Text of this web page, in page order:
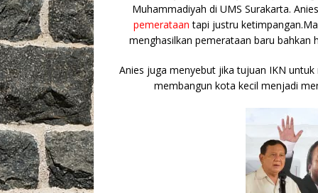
Muhammadiyah di UMS Surakarta.
pemerataan tapi justru
menghasilkan pemerataan baru bahkan
Anies juga menyebut jika tujuan IKN
membangun kota kecil menjadi